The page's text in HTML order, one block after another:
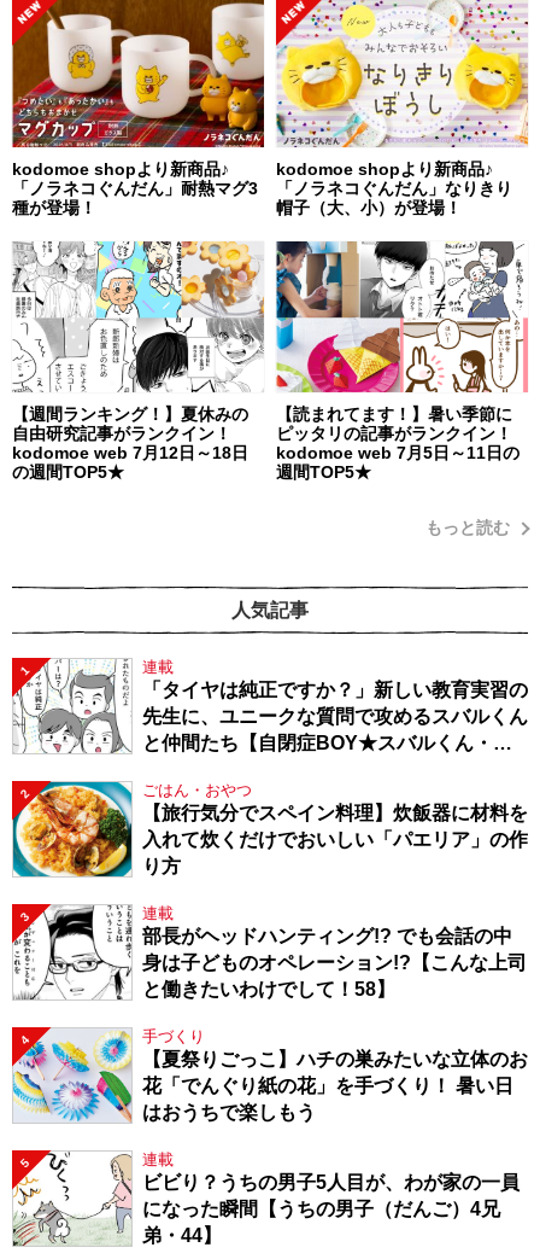
kodomoe shopより新商品♪
「ノラネコぐんだん」耐熱マグ3
種が登場！
kodomoe shopより新商品♪
「ノラネコぐんだん」なりきり
帽子（大、小）が登場！
【週間ランキング！】夏休みの
自由研究記事がランクイン！
kodomoe web 7月12日～18日
の週間TOP5★
【読まれてます！】暑い季節に
ピッタリの記事がランクイン！
kodomoe web 7月5日～11日の
週間TOP5★
もっと読む
人気記事
1 連載
「タイヤは純正ですか？」新しい教育実習の
先生に、ユニークな質問で攻めるスバルくん
と仲間たち【自閉症BOY★スバルくん・
2 ごはん・おやつ
【旅行気分でスペイン料理】炊飯器に材料を
入れて炊くだけでおいしい「パエリア」の作
り方
3 連載
部長がヘッドハンティング!? でも会話の中
身は子どものオペレーション!?【こんな上司
と働きたいわけでして！58】
4 手づくり
【夏祭りごっこ】ハチの巣みたいな立体のお
花「でんぐり紙の花」を手づくり！ 暑い日
はおうちで楽しもう
5 連載
ビビり？うちの男子5人目が、わが家の一員
になった瞬間【うちの男子（だんご）4兄
弟・44】